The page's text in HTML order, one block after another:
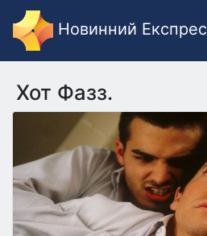
Новинний Експрес
Хот Фазз.